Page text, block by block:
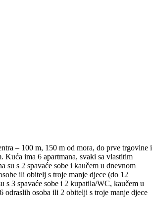
– 100 m, 150 m od mora, do prve trgovine i
Kuća ima 6 apartmana, svaki sa vlastitim
su s 2 spavaće sobe i kaučem u dnevnom
ili obitelj s troje manje djece (do 12
s 3 spavaće sobe i 2 kupatila/WC, kaučem u
odraslih osoba ili 2 obitelji s troje manje djece